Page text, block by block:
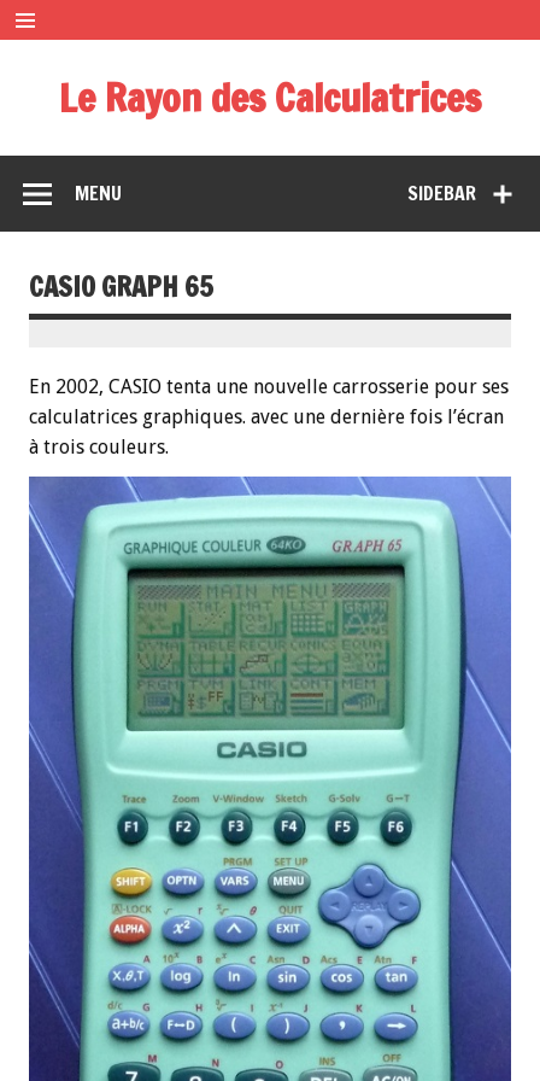
Le Rayon des Calculatrices
SIDEBAR
MENU
CASIO GRAPH 65
En 2002, CASIO tenta une nouvelle carrosserie pour ses
calculatrices graphiques. avec une dernière fois l’écran
à trois couleurs.